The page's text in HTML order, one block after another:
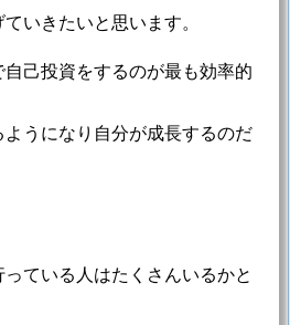
いきたいと思います。
己投資をするのが最も効率的
うになり自分が成長するのだ
ている人はたくさんいるかと